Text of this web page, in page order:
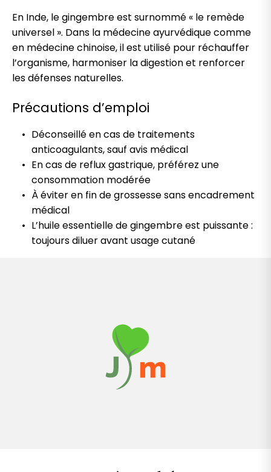
En Inde, le gingembre est surnommé « le remède
universel ». Dans la médecine ayurvédique comme
en médecine chinoise, il est utilisé pour réchauffer
l’organisme, harmoniser la digestion et renforcer
les défenses naturelles.
Précautions d’emploi
Déconseillé en cas de traitements
anticoagulants, sauf avis médical
En cas de reflux gastrique, préférez une
consommation modérée
À éviter en fin de grossesse sans encadrement
médical
L’huile essentielle de gingembre est puissante :
toujours diluer avant usage cutané